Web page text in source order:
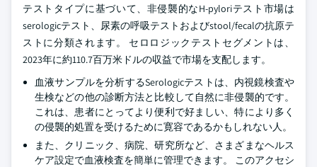
テストタイプに基づいて、非侵襲的なH-pyloriテスト市場は
serologicテスト、尿素の呼吸テストおよびstool/fecalの抗原テ
ストに分類されます。 セロロジックテストセグメントは、
2023年に約110.7百万米ドルの収益で市場を支配します。
血液サンプルを分析するSerologicテストは、内視鏡検査や
生検などの他の診断方法と比較して自然に非侵襲的です。
これは、患者にとってより便利で好ましい、特により多く
の侵襲的処置を受けるために寛容であるかもしれない人。
また、クリニック、病院、研究所など、さまざまなヘルス
ケア設定で血液検査を簡単に管理できます。 このアクセシ